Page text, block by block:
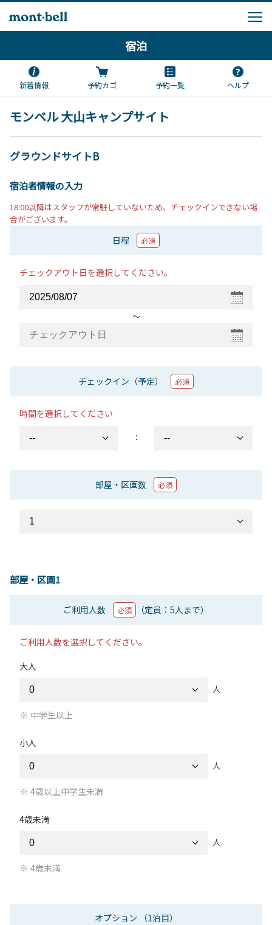
宿泊
新着情報 予約カゴ 予約一覧 ヘルプ
モンベル 大山キャンプサイト
グラウンドサイトB
宿泊者情報の入力
18:00以降はスタッフが常駐していないため、チェックインできない場
合がございます。
日程 必須
チェックアウト日を選択してください。
〜
チェックイン（予定） 必須
時間を選択してください
：
部屋・区画数 必須
部屋・区画1
ご利用人数 必須 （定員：5人まで）
ご利用人数を選択してください。
大人
人
中学生以上
小人
人
4歳以上中学生未満
4歳未満
人
4歳未満
オプション （1泊目）